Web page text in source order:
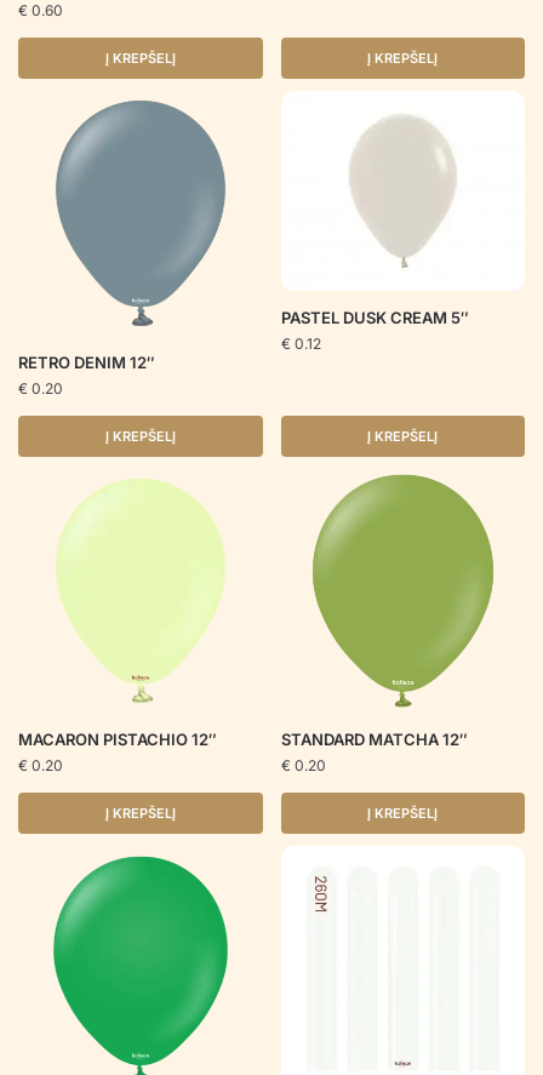
€ 0.60
Į KREPŠELĮ Į KREPŠELĮ
RETRO DENIM 12″
€ 0.20
Į KREPŠELĮ
PASTEL DUSK CREAM 5″
€ 0.12
Į KREPŠELĮ
MACARON PISTACHIO 12″
€ 0.20
Į KREPŠELĮ
STANDARD MATCHA 12″
€ 0.20
Į KREPŠELĮ